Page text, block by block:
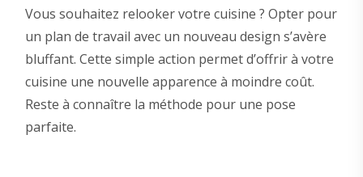
Vous souhaitez relooker votre cuisine ? Opter pour
un plan de travail avec un nouveau design s’avère
bluffant. Cette simple action permet d’offrir à votre
cuisine une nouvelle apparence à moindre coût.
Reste à connaître la méthode pour une pose
parfaite.